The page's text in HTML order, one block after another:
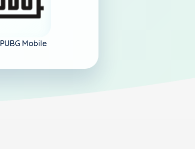
PUBG Mobile